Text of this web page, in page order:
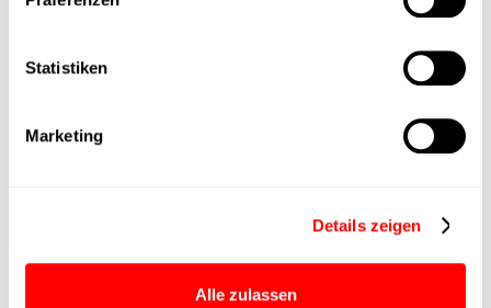
Statistiken
Marketing
Details zeigen
Alle zulassen
CTC-080